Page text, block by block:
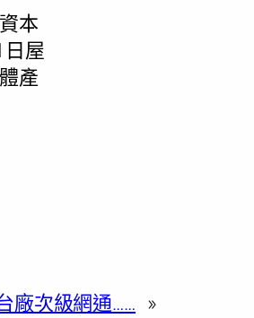
本
屋
產
廠次級網通…… »